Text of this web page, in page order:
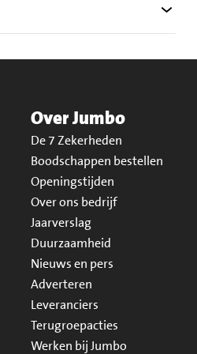
Over Jumbo
De 7 Zekerheden
Boodschappen bestellen
Openingstijden
Over ons bedrijf
Jaarverslag
Duurzaamheid
Nieuws en pers
Adverteren
Leveranciers
Terugroepacties
Werken bij Jumbo